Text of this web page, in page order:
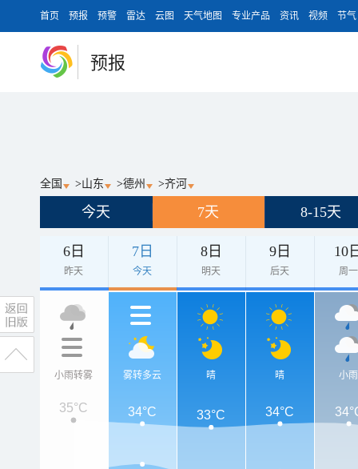
首页 预报 预警 雷达 云图 天气地图 专业产品 资讯 视频 节气
预报
全国 >山东 >德州 >齐河
今天 7天 8-15天
6日
昨天
7日
今天
8日
明天
9日
后天
10
周一
小雨转雾 雾转多云 晴 晴 小雨
35°C 34°C 33°C 34°C